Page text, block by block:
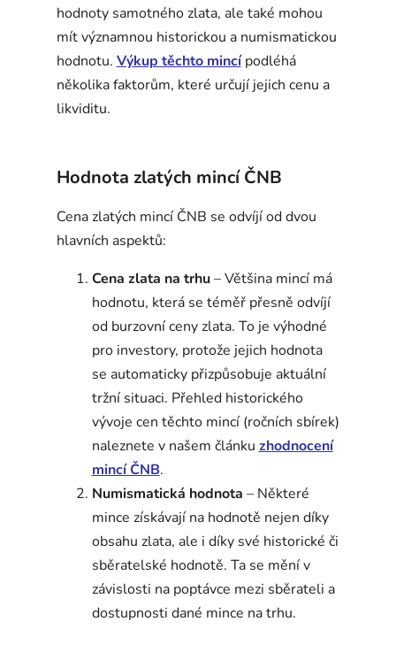
hodnoty samotného zlata, ale také mohou
mít významnou historickou a numismatickou
hodnotu. Výkup těchto mincípodléhá
několika faktorům, které určují jejich cenu a
likviditu.
Hodnota zlatých mincí ČNB
Cena zlatých mincí ČNB se odvíjí od dvou
hlavních aspektů:
Cena zlata na trhu– Většina mincí má
hodnotu, která se téměř přesně odvíjí
od burzovní ceny zlata. To je výhodné
pro investory, protože jejich hodnota
se automaticky přizpůsobuje aktuální
tržní situaci. Přehled historického
vývoje cen těchto mincí (ročních sbírek)
naleznete v našem článku zhodnocení
mincí ČNB.
Numismatická hodnota – Některé
mince získávají na hodnotě nejen díky
obsahu zlata, ale i díky své historické či
sběratelské hodnotě. Ta se mění v
závislosti na poptávce mezi sběrateli a
dostupnosti dané mince na trhu.